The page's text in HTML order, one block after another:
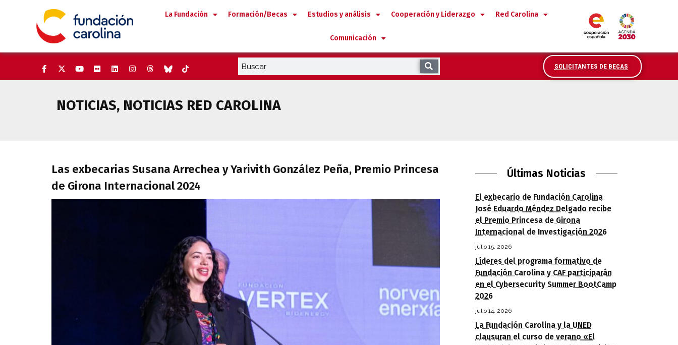
La Fundación Formación/Becas Estudios y análisis Cooperación y Liderazgo Red Carolina
Comunicación
SOLICITANTES DE BECAS
NOTICIAS, NOTICIAS RED CAROLINA
Las exbecarias Susana Arrechea y Yarivith González Peña, Premio Princesa
de Girona Internacional 2024
Últimas Noticias
El exbecario de Fundación Carolina
José Eduardo Méndez Delgado recibe
el Premio Princesa de Girona
Internacional de Investigación 2026
julio 15, 2026
Líderes del programa formativo de
Fundación Carolina y CAF participarán
en el Cybersecurity Summer BootCamp
2026
julio 14, 2026
La Fundación Carolina y la UNED
clausuran el curso de verano «El